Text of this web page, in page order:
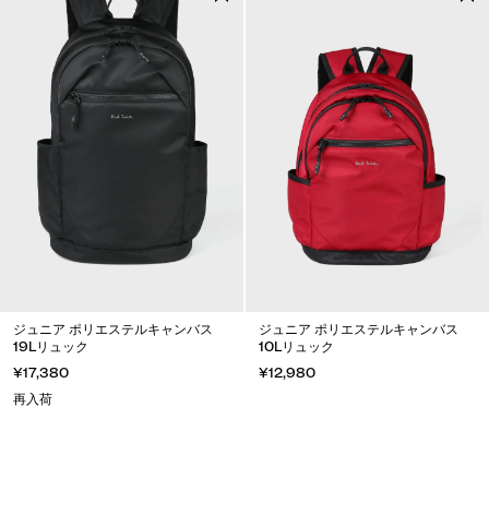
ジュニア ポリエステルキャンバス
19Lリュック
¥17,380
再入荷
ジュニア ポリエステルキャンバス
10Lリュック
¥12,980